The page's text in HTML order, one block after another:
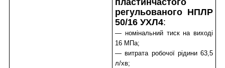
пластинчастого
регульованого НПЛР
50/16 УХЛ4:
— номінальний тиск на виході
16 МПа;
— витрата робочої рідини 63,5
л/хв;